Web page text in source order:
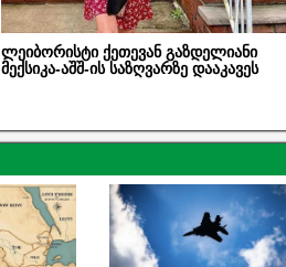
ლეიბორისტი ქეთევან გაზდელიანი
მექსიკა-აშშ-ის საზღვარზე დააკავეს